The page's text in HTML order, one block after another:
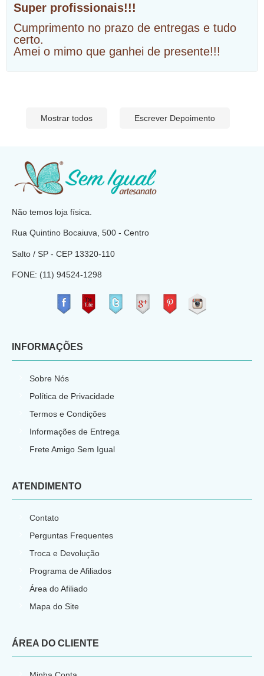
Super profissionais!!!
Cumprimento no prazo de entregas e tudo
certo.
Amei o mimo que ganhei de presente!!!
Mostrar todos Escrever Depoimento
Não temos loja física.
Rua Quintino Bocaiuva, 500 - Centro
Salto / SP - CEP 13320-110
FONE: (11) 94524-1298
INFORMAÇÕES
Sobre Nós
Política de Privacidade
Termos e Condições
Informações de Entrega
Frete Amigo Sem Igual
ATENDIMENTO
Contato
Perguntas Frequentes
Troca e Devolução
Programa de Afiliados
Área do Afiliado
Mapa do Site
ÁREA DO CLIENTE